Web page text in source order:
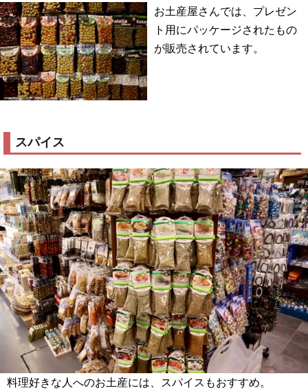
お土産屋さんでは、プレゼン
ト用にパッケージされたもの
が販売されています。
スパイス
料理好きな人へのお土産には、スパイスもおすすめ。